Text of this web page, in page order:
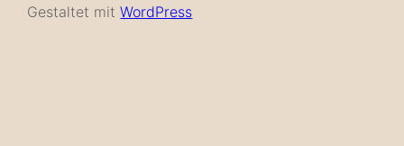
Gestaltet mitWordPress